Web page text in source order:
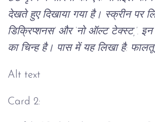
देखते हुए दिखाया गया है। स्क्रीन पर
डिक्रिप्शनस’ और ‘नो ऑल्ट टेक्स्ट,’. इन
का चिन्ह है। पास में यह लिखा है:
Alt text
Card 2: